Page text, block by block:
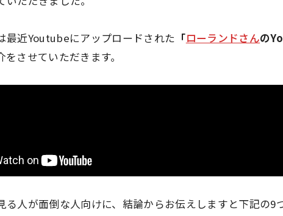
最近Youtubeにアップロードされた 「ローランドさんの
をさせていただきます。
る人が面倒な人向けに、結論からお伝えしますと下記の9